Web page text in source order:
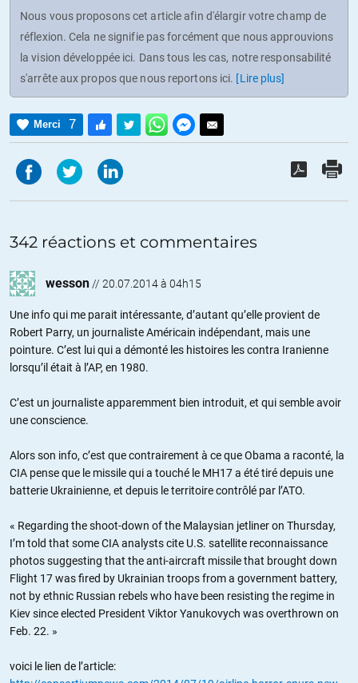
Nous vous proposons cet article afin d'élargir votre champ de
réflexion. Cela ne signifie pas forcément que nous approuvions
la vision développée ici. Dans tous les cas, notre responsabilité
s'arrête aux propos que nous reportons ici. [Lire plus]
Merci 7
342 réactions et commentaires
wesson// 20.07.2014 à 04h15
Une info qui me parait intéressante, d’autant qu’elle provient de
Robert Parry, un journaliste Américain indépendant, mais une
pointure. C’est lui qui a démonté les histoires les contra Iranienne
lorsqu’il était à l’AP, en 1980.
C’est un journaliste apparemment bien introduit, et qui semble avoir
une conscience.
Alors son info, c’est que contrairement à ce que Obama a raconté, la
CIA pense que le missile qui a touché le MH17 a été tiré depuis une
batterie Ukrainienne, et depuis le territoire contrôlé par l’ATO.
« Regarding the shoot-down of the Malaysian jetliner on Thursday,
I’m told that some CIA analysts cite U.S. satellite reconnaissance
photos suggesting that the anti-aircraft missile that brought down
Flight 17 was fired by Ukrainian troops from a government battery,
not by ethnic Russian rebels who have been resisting the regime in
Kiev since elected President Viktor Yanukovych was overthrown on
Feb. 22. »
voici le lien de l’article: